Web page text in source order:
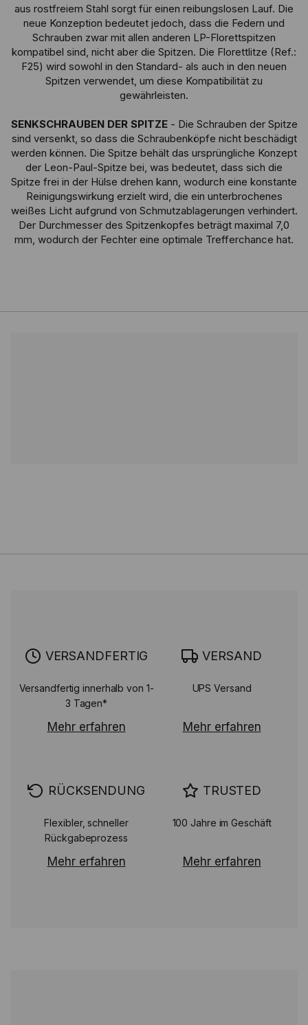
aus rostfreiem Stahl sorgt für einen reibungslosen Lauf. Die
neue Konzeption bedeutet jedoch, dass die Federn und
Schrauben zwar mit allen anderen LP-Florettspitzen
kompatibel sind, nicht aber die Spitzen. Die Florettlitze (Ref.:
F25) wird sowohl in den Standard- als auch in den neuen
Spitzen verwendet, um diese Kompatibilität zu
gewährleisten.
SENKSCHRAUBEN DER SPITZE- Die Schrauben der Spitze
sind versenkt, so dass die Schraubenköpfe nicht beschädigt
werden können. Die Spitze behält das ursprüngliche Konzept
der Leon-Paul-Spitze bei, was bedeutet, dass sich die
Spitze frei in der Hülse drehen kann, wodurch eine konstante
Reinigungswirkung erzielt wird, die ein unterbrochenes
weißes Licht aufgrund von Schmutzablagerungen verhindert.
Der Durchmesser des Spitzenkopfes beträgt maximal 7,0
mm, wodurch der Fechter eine optimale Trefferchance hat.
VERSANDFERTIG
Versandfertig innerhalb von 1-
3 Tagen*
Mehr erfahren
VERSAND
UPS Versand
Mehr erfahren
RÜCKSENDUNG
Flexibler, schneller
Rückgabeprozess
Mehr erfahren
TRUSTED
100 Jahre im Geschäft
Mehr erfahren